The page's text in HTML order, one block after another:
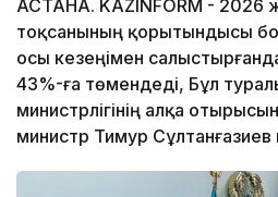
АСТАНА. KAZINFORM - 2026
тоқсанының қорытындысы
осы кезеңімен
43%-ға төмендеді, Бұл
министрлігінің алқа
министр Тимур Сұлтанғазиев